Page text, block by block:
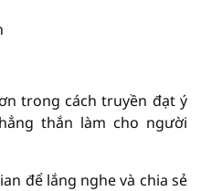
trong cách truyền đạt ý
thắn làm cho người
để lắng nghe và chia sẻ